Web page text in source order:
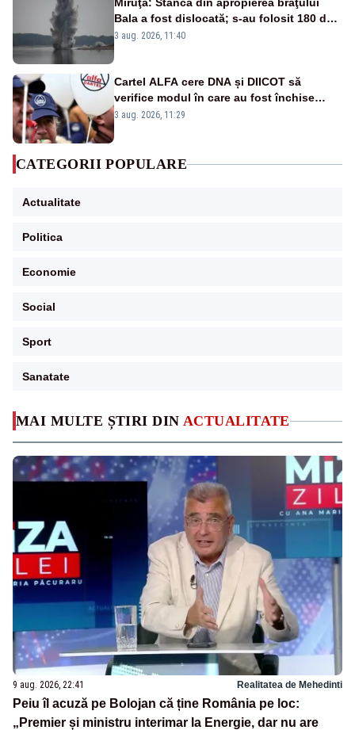
MAI MULTE ȘTIRI DIN ACTUALITATE
9 aug. 2026, 22:41 Realitatea de Mehedinti
Peiu îl acuză pe Bolojan că ține România pe loc:
„Premier și ministru interimar la Energie, dar nu are
Bala a fost dislocată; s-au folosit 180 de
kilograme de explozibil
3 aug. 2026, 11:40
Cartel ALFA cere DNA și DIICOT să
verifice modul în care au fost închise
centralele pe cărbune
3 aug. 2026, 11:29
CATEGORII POPULARE
Actualitate
Politica
Economie
Social
Sport
Sanatate